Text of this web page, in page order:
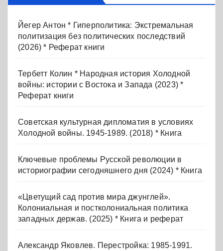
Йегер Антон * Гиперполитика: Экстремальная
политизация без политических последствий
(2026) * Реферат книги
Тербетт Колин * Народная история Холодной
войны: истории с Востока и Запада (2023) *
Реферат книги
Советская культурная дипломатия в условиях
Холодной войны. 1945-1989. (2018) * Книга
Ключевые проблемы Русской революции в
историографии сегодняшнего дня (2024) * Книга
«Цветущий сад против мира джунглей».
Колониальная и постколониальная политика
западных держав. (2025) * Книга и реферат
Александр Яковлев. Перестройка: 1985-1991.